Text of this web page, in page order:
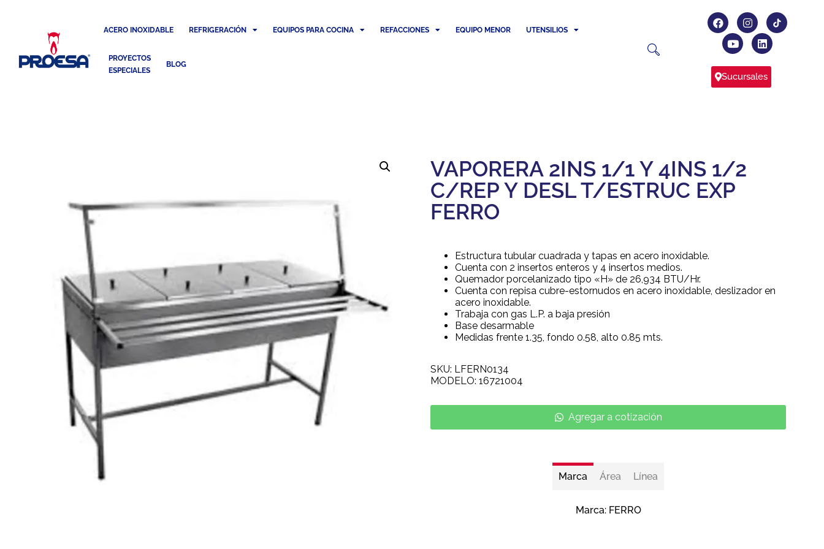
ACERO INOXIDABLE REFRIGERACIÓN EQUIPOS PARA COCINA REFACCIONES EQUIPO MENOR UTENSILIOS
PROYECTOS
ESPECIALES
BLOG
Sucursales
VAPORERA 2INS 1/1 Y 4INS 1/2
C/REP Y DESL T/ESTRUC EXP
FERRO
Estructura tubular cuadrada y tapas en acero inoxidable.
Cuenta con 2 insertos enteros y 4 insertos medios.
Quemador porcelanizado tipo «H» de 26,934 BTU/Hr.
Cuenta con repisa cubre-estornudos en acero inoxidable, deslizador en
acero inoxidable.
Trabaja con gas L.P. a baja presión
Base desarmable
Medidas frente 1.35, fondo 0.58, alto 0.85 mts.
SKU: LFERN0134
MODELO: 16721004
Agregar a cotización
Marca Área Línea
Marca: FERRO